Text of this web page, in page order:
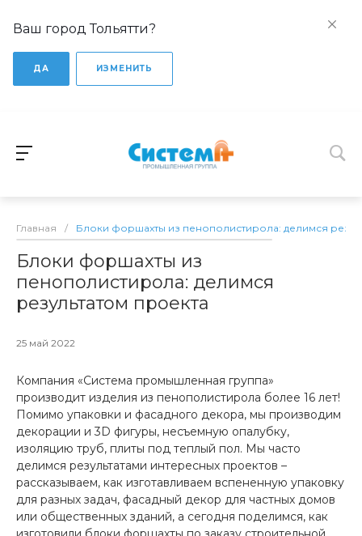
Ваш город Тольятти?
ДА ИЗМЕНИТЬ
Главная / Блоки форшахты из пенополистирола: делимся
Блоки форшахты из
пенополистирола: делимся
результатом проекта
25 май 2022
Компания «Система промышленная группа»
производит изделия из пенополистирола более 16 лет!
Помимо упаковки и фасадного декора, мы производим
декорации и 3D фигуры, несъемную опалубку,
изоляцию труб, плиты под теплый пол. Мы часто
делимся результатами интересных проектов –
рассказываем, как изготавливаем вспененную упаковку
для разных задач, фасадный декор для частных домов
или общественных зданий, а сегодня поделимся, как